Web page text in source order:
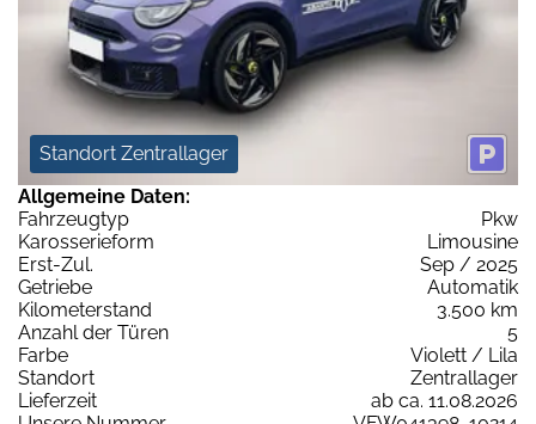
Standort Zentrallager
Allgemeine Daten:
Fahrzeugtyp
Pkw
Karosserieform
Limousine
Erst-Zul.
Sep / 2025
Getriebe
Automatik
Kilometerstand
3.500 km
Anzahl der Türen
5
Farbe
Violett / Lila
Standort
Zentrallager
Lieferzeit
ab ca. 11.08.2026